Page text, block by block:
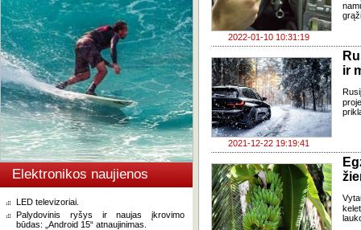
Elektronikos naujienos
LED televizoriai.
Palydovinis ryšys ir naujas įkrovimo
būdas: „Android 15“ atnaujinimas.
2022-01-10 10:31:19
2021-12-22 19:19:41
ir